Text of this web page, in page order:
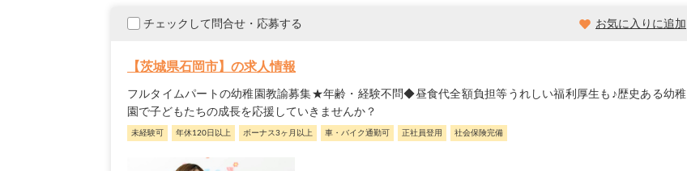
チェックして問合せ・応募する お気に入りに追加
【茨城県石岡市】の求人情報
フルタイムパートの幼稚園教諭募集★年齢・経験不問◆昼食代全額負担等うれしい福利厚生も♪歴史ある幼稚
園で子どもたちの成長を応援していきませんか？
未経験可 年休120日以上 ボーナス3ヶ月以上 車・バイク通勤可 正社員登用 社会保険完備